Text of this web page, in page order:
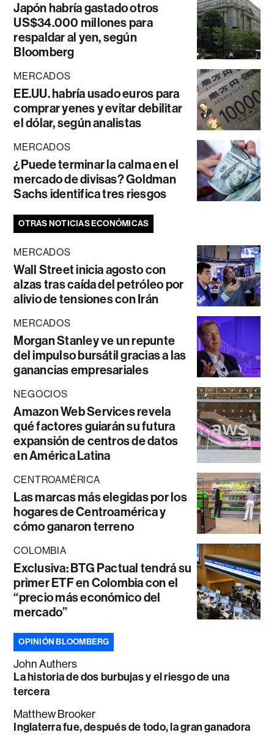
Japón habría gastado otros
US$34.000 millones para
respaldar al yen, según
Bloomberg
MERCADOS
EE.UU. habría usado euros para
comprar yenes y evitar debilitar
el dólar, según analistas
MERCADOS
¿Puede terminar la calma en el
mercado de divisas? Goldman
Sachs identifica tres riesgos
OTRAS NOTICIAS ECONÓMICAS
MERCADOS
Wall Street inicia agosto con
alzas tras caída del petróleo por
alivio de tensiones con Irán
MERCADOS
Morgan Stanley ve un repunte
del impulso bursátil gracias a las
ganancias empresariales
NEGOCIOS
Amazon Web Services revela
qué factores guiarán su futura
expansión de centros de datos
en América Latina
CENTROAMÉRICA
Las marcas más elegidas por los
hogares de Centroamérica y
cómo ganaron terreno
COLOMBIA
Exclusiva: BTG Pactual tendrá su
primer ETF en Colombia con el
“precio más económico del
mercado”
OPINIÓN BLOOMBERG
John Authers
La historia de dos burbujas y el riesgo de una
tercera
Matthew Brooker
Inglaterra fue, después de todo, la gran ganadora